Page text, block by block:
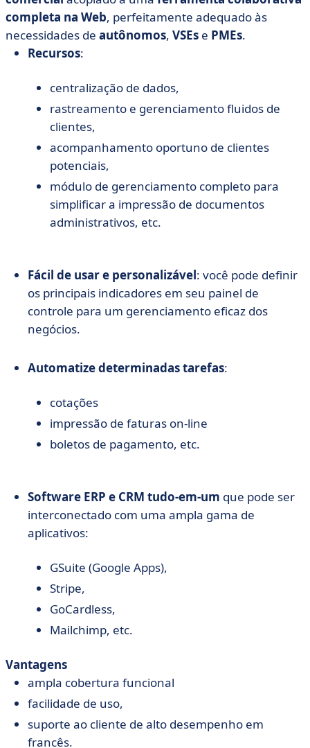
completa na Web, perfeitamente adequado às
necessidades de autônomos, VSEs e PMEs.
Recursos:
centralização de dados,
rastreamento e gerenciamento fluidos de
clientes,
acompanhamento oportuno de clientes
potenciais,
módulo de gerenciamento completo para
simplificar a impressão de documentos
administrativos, etc.
Fácil de usar e personalizável: você pode definir
os principais indicadores em seu painel de
controle para um gerenciamento eficaz dos
negócios.
Automatize determinadas tarefas:
cotações
impressão de faturas on-line
boletos de pagamento, etc.
Software ERP e CRM tudo-em-um que pode ser
interconectado com uma ampla gama de
aplicativos:
GSuite (Google Apps),
Stripe,
GoCardless,
Mailchimp, etc.
Vantagens
ampla cobertura funcional
facilidade de uso,
suporte ao cliente de alto desempenho em
francês.